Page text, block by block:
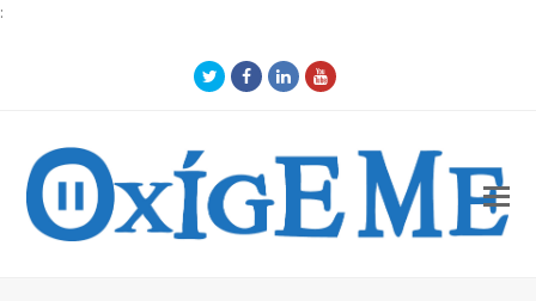
:
TwitterFacebook
LinkedInYoutube